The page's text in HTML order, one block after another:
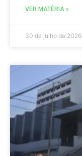
VER MATÉRIA »
30 de julho de 2026